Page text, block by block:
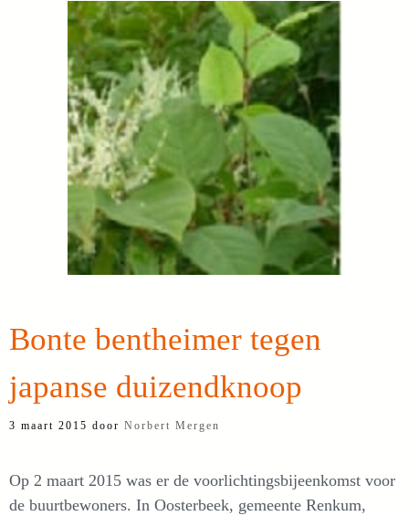
Bonte bentheimer tegen
japanse duizendknoop
3 maart 2015 door Norbert Mergen
Op 2 maart 2015 was er de voorlichtingsbijeenkomst voor
de buurtbewoners. In Oosterbeek, gemeente Renkum,